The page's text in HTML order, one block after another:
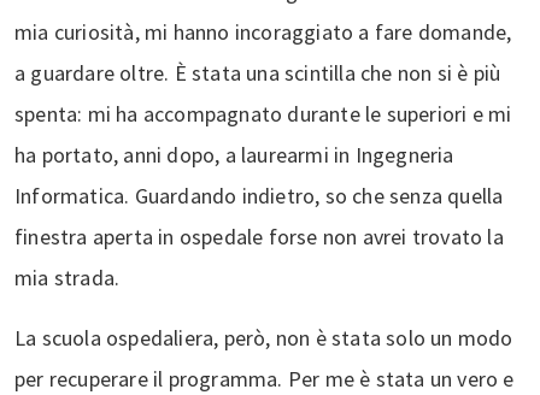
mia curiosità, mi hanno incoraggiato a fare domande,
a guardare oltre. È stata una scintilla che non si è più
spenta: mi ha accompagnato durante le superiori e mi
ha portato, anni dopo, a laurearmi in Ingegneria
Informatica. Guardando indietro, so che senza quella
finestra aperta in ospedale forse non avrei trovato la
mia strada.
La scuola ospedaliera, però, non è stata solo un modo
per recuperare il programma. Per me è stata un vero e